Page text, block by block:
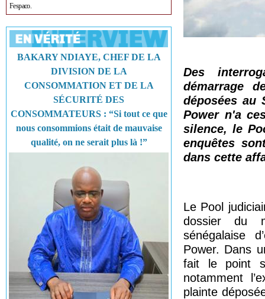
Fespaco.
BAKARY NDIAYE, CHEF DE LA
DIVISION DE LA
CONSOMMATION ET DE LA
SÉCURITÉ DES
CONSOMMATEURS : “Si tout ce que
nous consommions était de mauvaise
qualité, on ne serait plus là !”
Des
démarrage
déposées au
Power n'a
silence, le
enquêtes
dans cette
Le Pool
dossier du
sénégalaise
Power. Dans
fait le point
notamment
plainte